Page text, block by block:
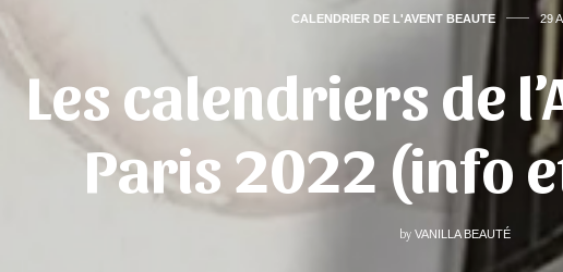
CALENDRIER DE L'AVENT BEAUTE 29
Les calendriers de
Paris 2022 (info
by VANILLA BEAUTÉ